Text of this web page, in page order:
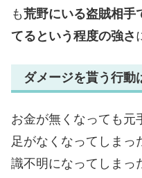
も荒野にいる盗賊相手
てるという程度の強さ
ダメージを貰う行動
お金が無くなっても元
足がなくなってしまっ
識不明になってしまっ